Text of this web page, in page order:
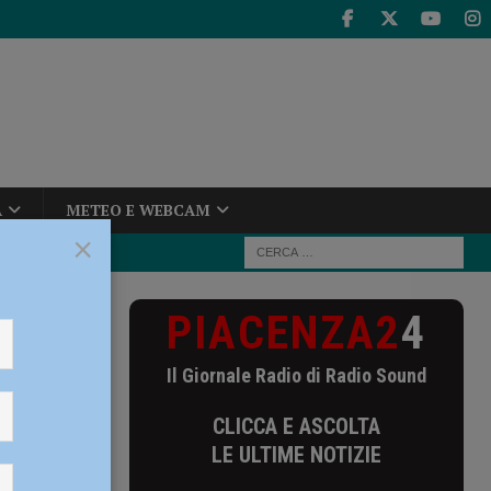
METEO E WEBCAM
PIACENZA24
Il Giornale Radio di Radio Sound
CLICCA E ASCOLTA
LE ULTIME NOTIZIE
×